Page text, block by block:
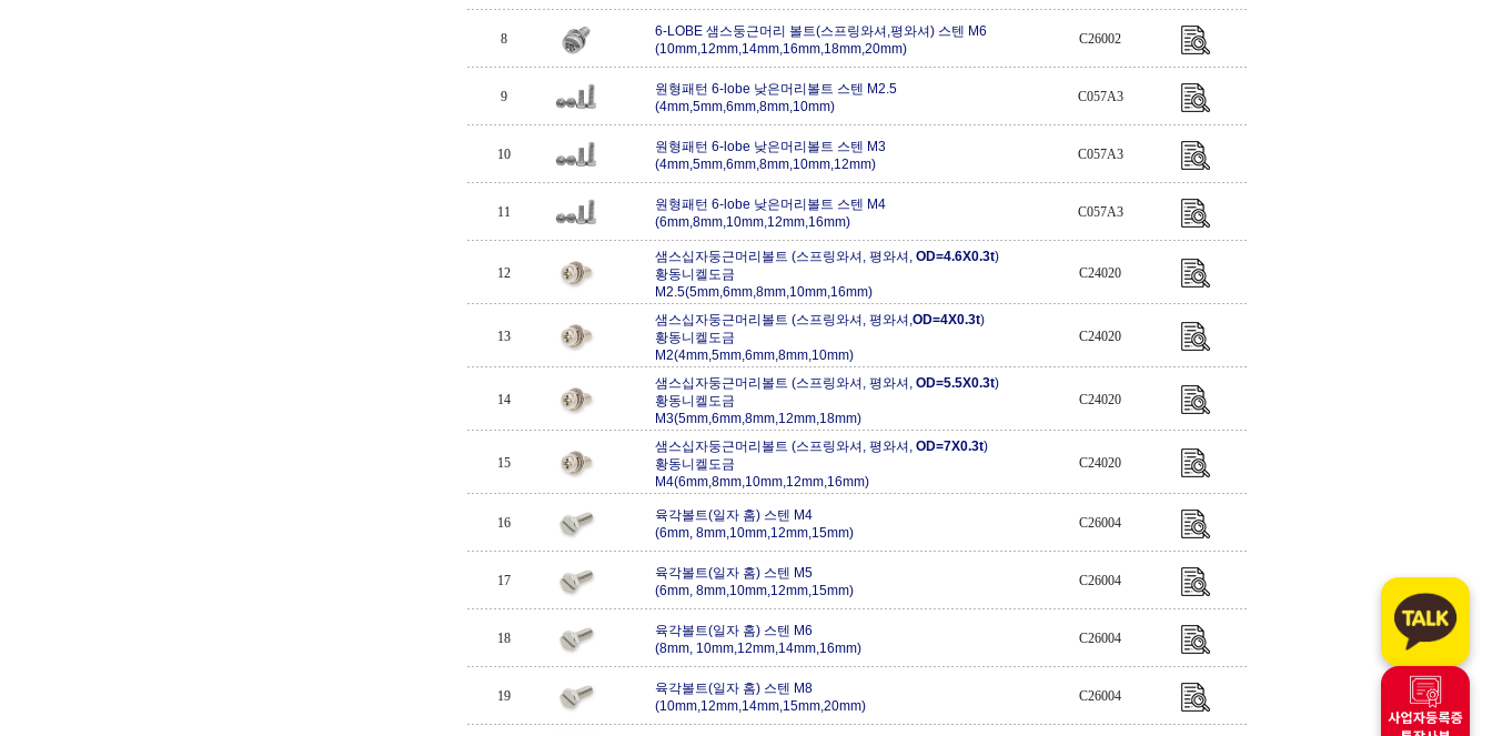
8
6-LOBE 샘스둥근머리 볼트(스프링와셔,평와셔) 스텐 M6
(10mm,12mm,14mm,16mm,18mm,20mm)
C26002
9
원형패턴 6-lobe 낮은머리볼트 스텐 M2.5
(4mm,5mm,6mm,8mm,10mm)
C057A3
10
원형패턴 6-lobe 낮은머리볼트 스텐 M3
(4mm,5mm,6mm,8mm,10mm,12mm)
C057A3
11
원형패턴 6-lobe 낮은머리볼트 스텐 M4
(6mm,8mm,10mm,12mm,16mm)
C057A3
12
샘스십자둥근머리볼트 (스프링와셔, 평와셔, OD=4.6X0.3t)
황동니켈도금
M2.5(5mm,6mm,8mm,10mm,16mm)
C24020
13
샘스십자둥근머리볼트 (스프링와셔, 평와셔, OD=4X0.3t)
황동니켈도금
M2(4mm,5mm,6mm,8mm,10mm)
C24020
14
샘스십자둥근머리볼트 (스프링와셔, 평와셔, OD=5.5X0.3t)
황동니켈도금
M3(5mm,6mm,8mm,12mm,18mm)
C24020
15
샘스십자둥근머리볼트 (스프링와셔, 평와셔, OD=7X0.3t)
황동니켈도금
M4(6mm,8mm,10mm,12mm,16mm)
C24020
16
육각볼트(일자 홈) 스텐 M4
(6mm, 8mm,10mm,12mm,15mm)
C26004
17
육각볼트(일자 홈) 스텐 M5
(6mm, 8mm,10mm,12mm,15mm)
C26004
18
육각볼트(일자 홈) 스텐 M6
(8mm, 10mm,12mm,14mm,16mm)
C26004
19
육각볼트(일자 홈) 스텐 M8
(10mm,12mm,14mm,15mm,20mm)
C26004